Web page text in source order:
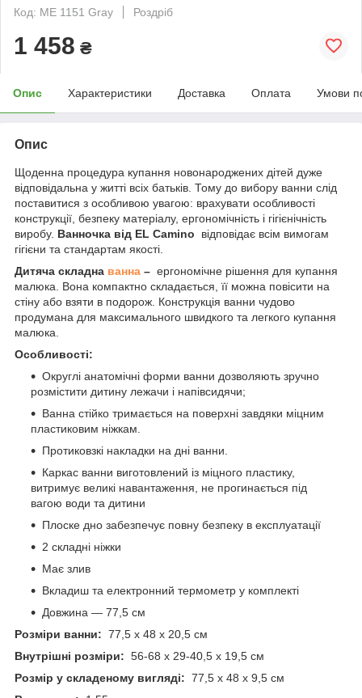
Код: ME 1151 Gray
Роздріб
1 458 ₴
Опис Характеристики Доставка Оплата Умови
Опис
Щоденна процедура купання новонароджених дітей дуже
відповідальна у житті всіх батьків. Тому до вибору ванни слід
поставитися з особливою увагою: врахувати особливості
конструкції, безпеку матеріалу, ергономічність і гігієнічність
виробу. Ванночка від EL Camino
відповідає всім вимогам
гігієни та стандартам якості.
Дитяча складна ванна – ергономічне рішення для купання
малюка. Вона компактно складається, її можна повісити на
стіну або взяти в подорож. Конструкція ванни чудово
продумана для максимального швидкого та легкого купання
малюка.
Особливості:
Округлі анатомічні форми ванни дозволяють зручно
розмістити дитину лежачи і напівсидячи;
Ванна стійко тримається на поверхні завдяки міцним
пластиковим ніжкам.
Протиковзкі накладки на дні ванни.
Каркас ванни виготовлений із міцного пластику,
витримує великі навантаження, не прогинається під
вагою води та дитини
Плоске дно забезпечує повну безпеку в експлуатації
2 складні ніжки
Має злив
Вкладиш та електронний термометр у комплекті
Довжина — 77,5 см
Розміри ванни: 77,5 х 48 x 20,5 см
Внутрішні розміри: 56-68 x 29-40,5 x 19,5 см
Розмір у складеному вигляді: 77,5 х 48 x 9,5 см